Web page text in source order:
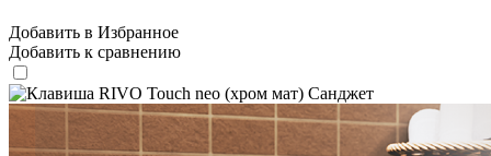
Добавить в Избранное
Добавить к сравнению